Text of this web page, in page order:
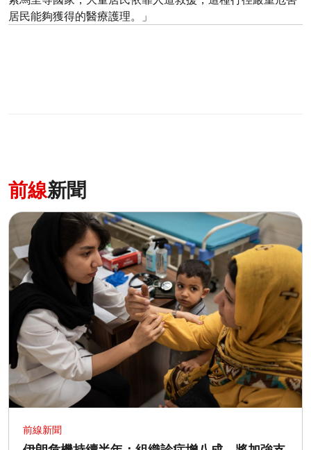
居民能夠獲得的醫療護理。」
前線新聞
前線新聞